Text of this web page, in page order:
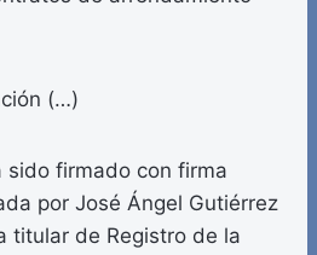
(…)
sido firmado con firma
por José Ángel Gutiérrez
titular de Registro de la